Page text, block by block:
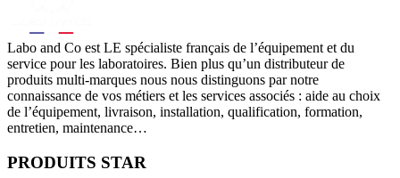
Labo and Co est LE spécialiste français de l’équipement et du
service pour les laboratoires. Bien plus qu’un distributeur de
produits multi-marques nous nous distinguons par notre
connaissance de vos métiers et les services associés : aide au choix
de l’équipement, livraison, installation, qualification, formation,
entretien, maintenance…
PRODUITS STAR